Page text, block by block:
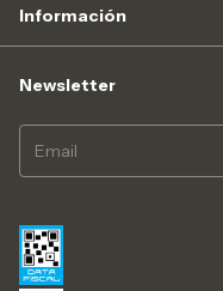
Información
Newsletter